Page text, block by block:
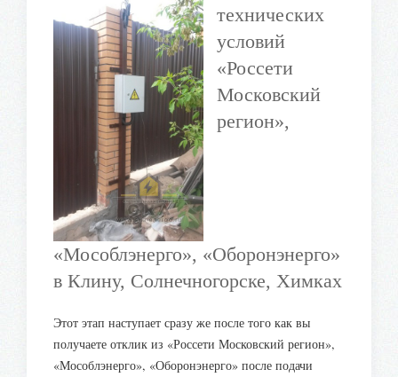
технических
условий
«Россети
Московский
регион»,
«Мособлэнерго», «Оборонэнерго»
в Клину, Солнечногорске, Химках
Этот этап наступает сразу же после того как вы
получаете отклик из «Россети Московский регион»,
«Мособлэнерго», «Оборонэнерго» после подачи